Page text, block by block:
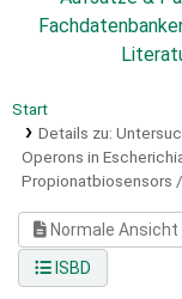
Start
Details zu:
Operons in
Propionatbiosensors /
Normale Ansicht
ISBD